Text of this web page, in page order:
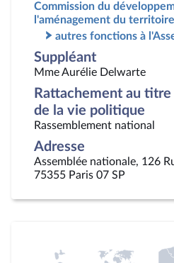
Commission du
l'aménagement du territoire
autres fonctions à
Suppléant
Mme Aurélie Delwarte
Rattachement au
de la vie politique
Rassemblement national
Adresse
Assemblée nationale, 126
75355 Paris 07 SP